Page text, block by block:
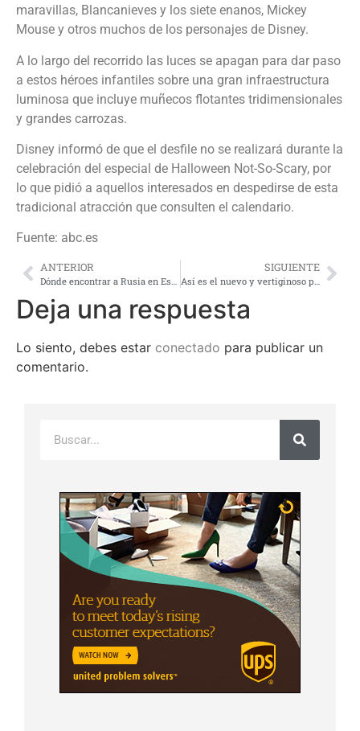
maravillas, Blancanieves y los siete enanos, Mickey
Mouse y otros muchos de los personajes de Disney.
A lo largo del recorrido las luces se apagan para dar paso
a estos héroes infantiles sobre una gran infraestructura
luminosa que incluye muñecos flotantes tridimensionales
y grandes carrozas.
Disney informó de que el desfile no se realizará durante la
celebración del especial de Halloween Not-So-Scary, por
lo que pidió a aquellos interesados en despedirse de esta
tradicional atracción que consulten el calendario.
Fuente: abc.es
ANTERIOR SIGUIENTE
Deja una respuesta
Lo siento, debes estar conectado para publicar un
comentario.